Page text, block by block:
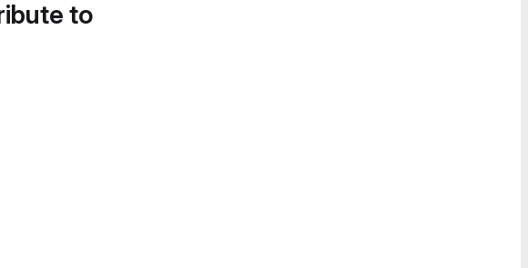
to